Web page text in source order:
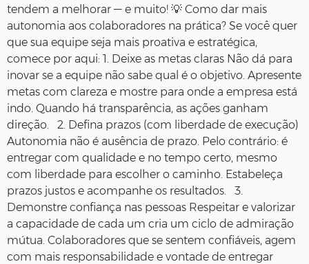
tendem a melhorar — e muito! 💡 Como dar mais
autonomia aos colaboradores na prática? Se você quer
que sua equipe seja mais proativa e estratégica,
comece por aqui: 1. Deixe as metas claras Não dá para
inovar se a equipe não sabe qual é o objetivo. Apresente
metas com clareza e mostre para onde a empresa está
indo. Quando há transparência, as ações ganham
direção. 2. Defina prazos (com liberdade de execução)
Autonomia não é ausência de prazo. Pelo contrário: é
entregar com qualidade e no tempo certo, mesmo
com liberdade para escolher o caminho. Estabeleça
prazos justos e acompanhe os resultados. 3.
Demonstre confiança nas pessoas Respeitar e valorizar
a capacidade de cada um cria um ciclo de admiração
mútua. Colaboradores que se sentem confiáveis, agem
com mais responsabilidade e vontade de entregar